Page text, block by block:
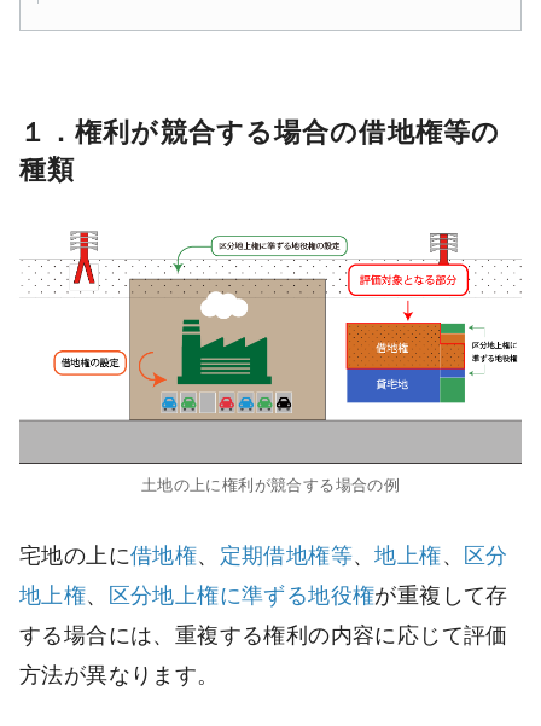
１．権利が競合する場合の借地権等の
種類
土地の上に権利が競合する場合の例
宅地の上に借地権、 定期借地権等、地上権、
区分
地上権、 区分地上権に準ずる地役権が重複して存
する場合には、重複する権利の内容に応じて評価
方法が異なります。